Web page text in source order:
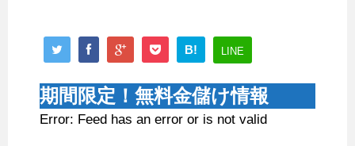
B! LINE
期間限定！無料金儲け情報
Error: Feed has an error or is not valid